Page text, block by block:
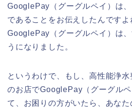
GooglePay（グーグルペイ）は
であることをお伝えしたんですよ
GooglePay（グーグルペイ）は
うになりました。
というわけで、もし、高性能浄
のお店でGooglePay（グーグル
て、お困りの方がいたら、あな